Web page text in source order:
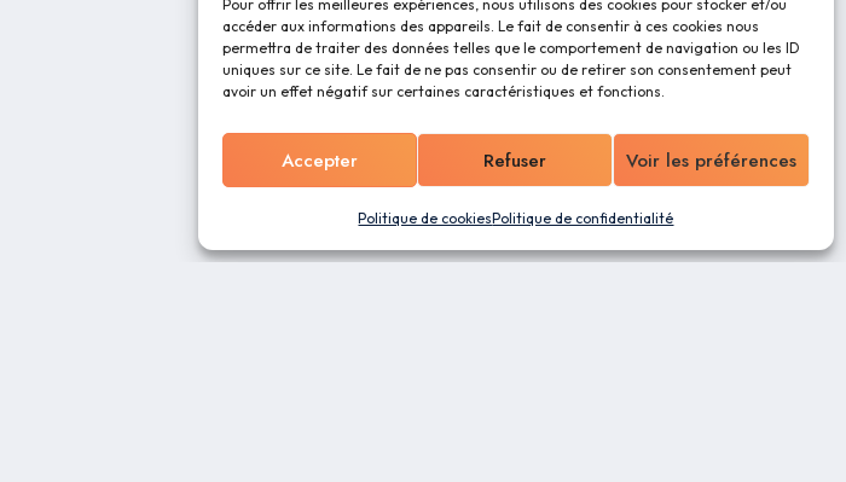
Pour offrir les meilleures expériences, nous utilisons des cookies pour stocker et/ou
accéder aux informations des appareils. Le fait de consentir à ces cookies nous
permettra de traiter des données telles que le comportement de navigation ou les ID
uniques sur ce site. Le fait de ne pas consentir ou de retirer son consentement peut
avoir un effet négatif sur certaines caractéristiques et fonctions.
Accepter Refuser Voir les préférences
Politique de cookiesPolitique de confidentialité